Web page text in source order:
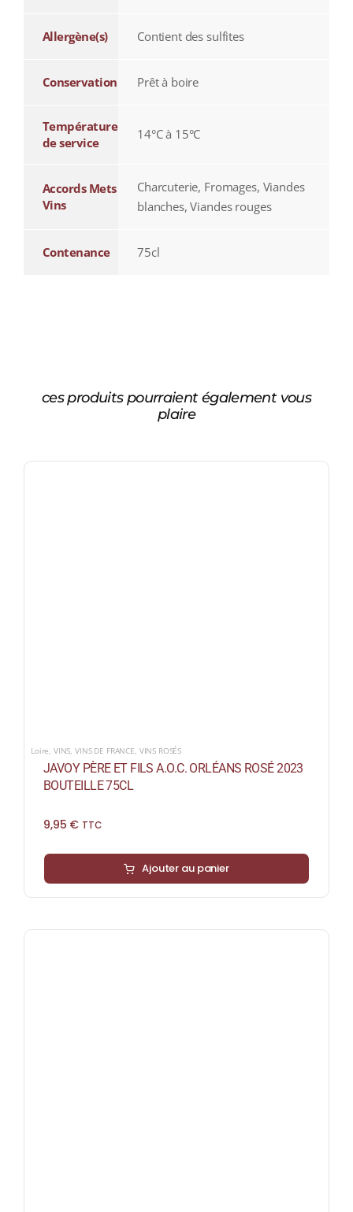
Allergène(s) Contient des sulfites
Conservation Prêt à boire
Température
de service
14°C à 15°C
Accords Mets
Vins
Charcuterie, Fromages, Viandes
blanches, Viandes rouges
Contenance 75cl
ces produits pourraient également vous
plaire
Loire, VINS,VINS DE FRANCE, VINS ROSÉS
JAVOY PÈRE ET FILS A.O.C. ORLÉANS ROSÉ 2023
BOUTEILLE 75CL
9,95 € TTC
Ajouter au panier